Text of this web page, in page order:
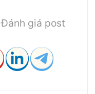
Đánh giá post